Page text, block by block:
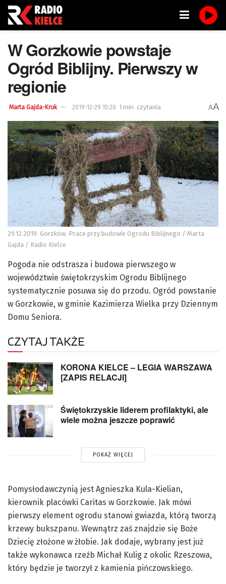
W Gorzkowie powstaje
Ogród Biblijny. Pierwszy w
regionie
Marta Gajda-Kruk 2019-12-29 15:20 1 min. czytania AA
29.12.2019. Gorzków. Prace przy budowie Ogrodu Biblijnego / Marta
Gajda / Radio Kielce
Pogoda nie odstrasza i budowa pierwszego w
województwie świętokrzyskim Ogrodu Biblijnego
systematycznie posuwa się do przodu. Ogród powstanie
w Gorzkowie, w gminie Kazimierza Wielka przy Dziennym
Domu Seniora.
CZYTAJ TAKŻE
KORONA KIELCE – LEGIA WARSZAWA
[ZAPIS RELACJI]
Świętokrzyskie liderem profilaktyki, ale
wiele można jeszcze poprawić
POKAŻ WIĘCEJ
Pomysłodawczynią jest Agnieszka Kula-Kielian,
kierownik placówki Caritas w Gorzkowie. Jak mówi
pierwszy element ogrodu stanowi gwiazda, którą tworzą
krzewy bukszpanu. Wewnątrz zaś znajdzie się Boże
Dziecię złożone w żłobie. Jak dodaje, wybrany jest już
także wykonawca rzeźb Michał Kulig z okolic Rzeszowa,
który będzie je tworzył z kamienia pińczowskiego.